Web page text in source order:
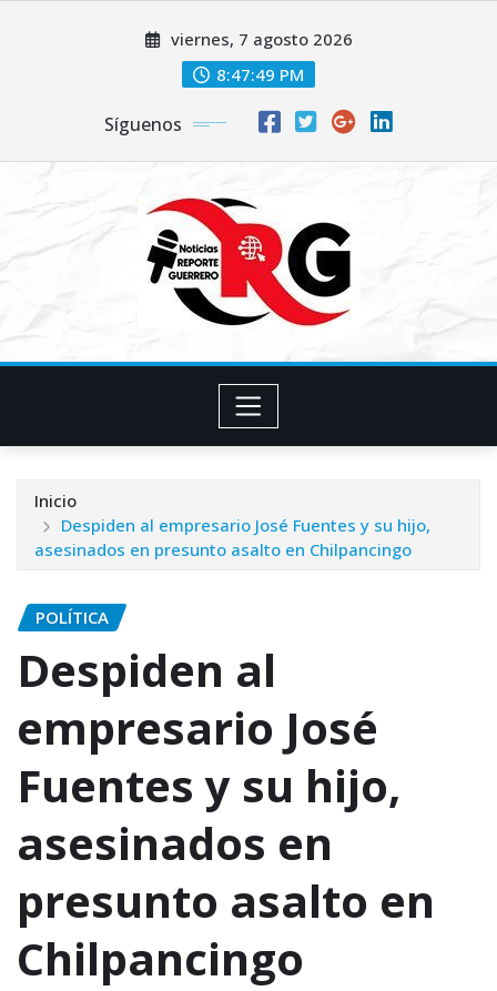
viernes, 7 agosto 2026
8:47:50 PM
Síguenos
Inicio
Despiden al empresario José Fuentes y su hijo,
asesinados en presunto asalto en Chilpancingo
POLÍTICA
Despiden al
empresario José
Fuentes y su hijo,
asesinados en
presunto asalto en
Chilpancingo